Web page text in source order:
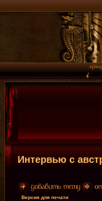
Интервью с
Версия для печати